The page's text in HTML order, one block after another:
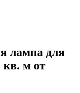
лампа для
м от